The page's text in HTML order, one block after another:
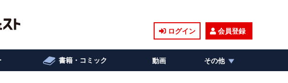
ログイン 会員登録
書籍・コミック 動画 その他